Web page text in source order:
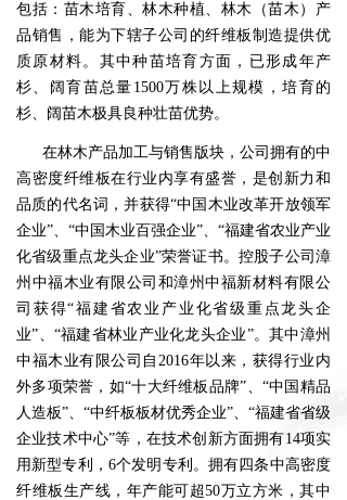
包括：苗木培育、林木种植、林木（苗木）产
品销售，能为下辖子公司的纤维板制造提供优
质原材料。其中种苗培育方面，已形成年产
杉、阔育苗总量1500万株以上规模，培育的
杉、阔苗木极具良种壮苗优势。
在林木产品加工与销售版块，公司拥有的中
高密度纤维板在行业内享有盛誉，是创新力和
品质的代名词，并获得“中国木业改革开放领军
企业”、“中国木业百强企业”、“福建省农业产业
化省级重点龙头企业”荣誉证书。控股子公司漳
州中福木业有限公司和漳州中福新材料有限公
司获得“福建省农业产业化省级重点龙头企
业”、“福建省林业产业化龙头企业”。其中漳州
中福木业有限公司自2016年以来，获得行业内
外多项荣誉，如“十大纤维板品牌”、“中国精品
人造板”、“中纤板板材优秀企业”、“福建省省级
企业技术中心”等，在技术创新方面拥有14项实
用新型专利，6个发明专利。拥有四条中高密度
纤维板生产线，年产能可超50万立方米，其中